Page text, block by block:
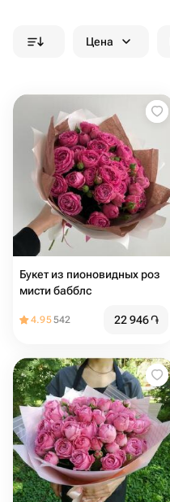
Цена
Букет из пионовидных роз
мисти бабблс
4.95542 22 946֏